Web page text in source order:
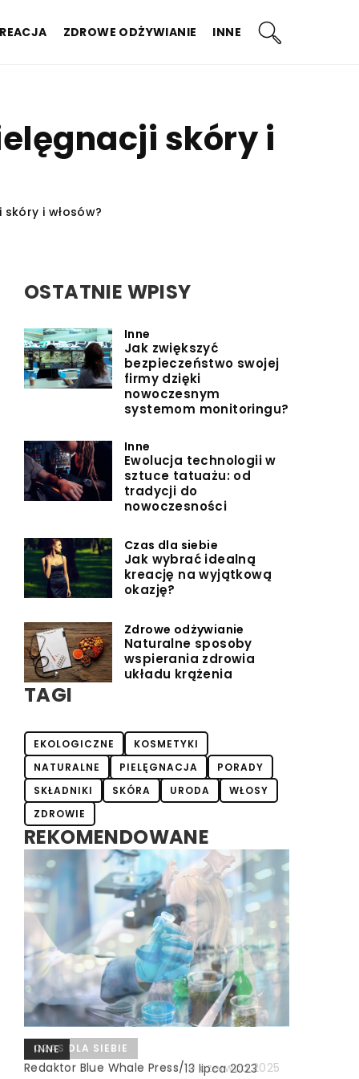
ZDROWE ODŻYWIANIE INNE
skóry i
i włosów?
OSTATNIE WPISY
Inne
Jak zwiększyć
bezpieczeństwo swojej
firmy dzięki
nowoczesnym
systemom monitoringu?
Inne
Ewolucja technologii w
sztuce tatuażu: od
tradycji do
nowoczesności
Czas dla siebie
Jak wybrać idealną
kreację na wyjątkową
okazję?
Zdrowe odżywianie
Naturalne sposoby
wspierania zdrowia
układu krążenia
TAGI
EKOLOGICZNE
KOSMETYKI
NATURALNE
PIELĘGNACJA
PORADY
SKŁADNIKI
SKÓRA URODA
WŁOSY
ZDROWIE
REKOMENDOWANE
INNE
Redaktor Blue Whale Press
Wybieramy najlepszą karmę dla
INNE
Redaktor Blue Whale Press/13 lipca 2023
CZAS DLA SIEBIE
Redaktor Blue Whale Press/10 czerwca 2025